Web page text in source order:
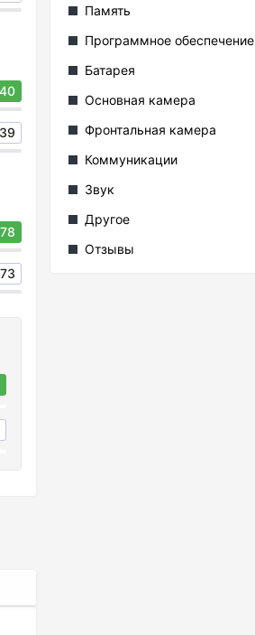
40
39
78
73
Память
Программное обеспечение
Батарея
Основная камера
Фронтальная камера
Коммуникации
Звук
Другое
Отзывы